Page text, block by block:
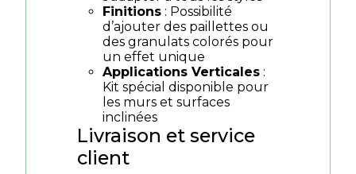
Finitions : Possibilité
d’ajouter des paillettes ou
des granulats colorés pour
un effet unique
Applications Verticales :
Kit spécial disponible pour
les murs et surfaces
inclinées
Livraison et service
client